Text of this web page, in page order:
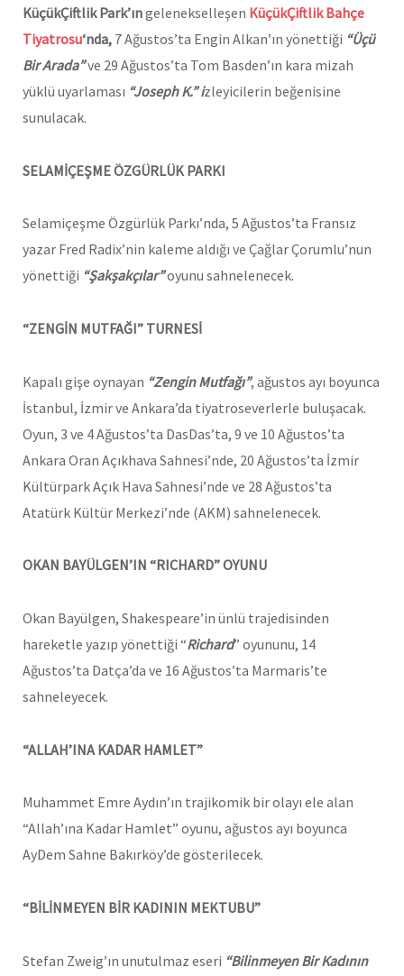
KüçükÇiftlik Park’ıngelenekselleşen KüçükÇiftlik Bahçe
Tiyatrosu‘nda, 7 Ağustos’ta Engin Alkan’ın yönettiği “Üçü
Bir Arada”ve 29 Ağustos’ta Tom Basden’ın kara mizah
yüklü uyarlaması “Joseph K.” izleyicilerin beğenisine
sunulacak.
SELAMİÇEŞME ÖZGÜRLÜK PARKI
Selamiçeşme Özgürlük Parkı’nda, 5 Ağustos’ta Fransız
yazar Fred Radix’nin kaleme aldığı ve Çağlar Çorumlu’nun
yönettiği “Şakşakçılar”oyunu sahnelenecek.
“ZENGİN MUTFAĞI” TURNESİ
Kapalı gişe oynayan “Zengin Mutfağı”, ağustos ayı boyunca
İstanbul, İzmir ve Ankara’da tiyatroseverlerle buluşacak.
Oyun, 3 ve 4 Ağustos’ta DasDas’ta, 9 ve 10 Ağustos’ta
Ankara Oran Açıkhava Sahnesi’nde, 20 Ağustos’ta İzmir
Kültürpark Açık Hava Sahnesi’nde ve 28 Ağustos’ta
Atatürk Kültür Merkezi’nde (AKM) sahnelenecek.
OKAN BAYÜLGEN’IN “RICHARD” OYUNU
Okan Bayülgen, Shakespeare’in ünlü trajedisinden
hareketle yazıp yönettiği “Richard” oyununu, 14
Ağustos’ta Datça’da ve 16 Ağustos’ta Marmaris’te
sahneleyecek.
“ALLAH’INA KADAR HAMLET”
Muhammet Emre Aydın’ın trajikomik bir olayı ele alan
“Allah’ına Kadar Hamlet” oyunu, ağustos ayı boyunca
AyDem Sahne Bakırköy’de gösterilecek.
“BİLİNMEYEN BİR KADININ MEKTUBU”
Stefan Zweig’ın unutulmaz eseri “Bilinmeyen Bir Kadının